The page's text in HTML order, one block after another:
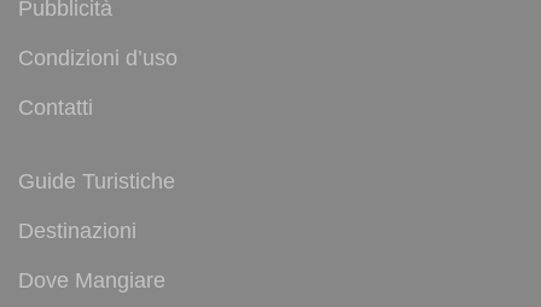
Pubblicità
Condizioni d’uso
Contatti
Guide Turistiche
Destinazioni
Dove Mangiare